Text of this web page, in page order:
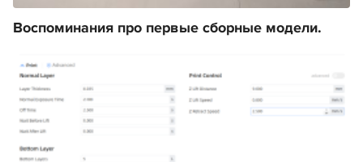
Воспоминания про первые сборные модели.